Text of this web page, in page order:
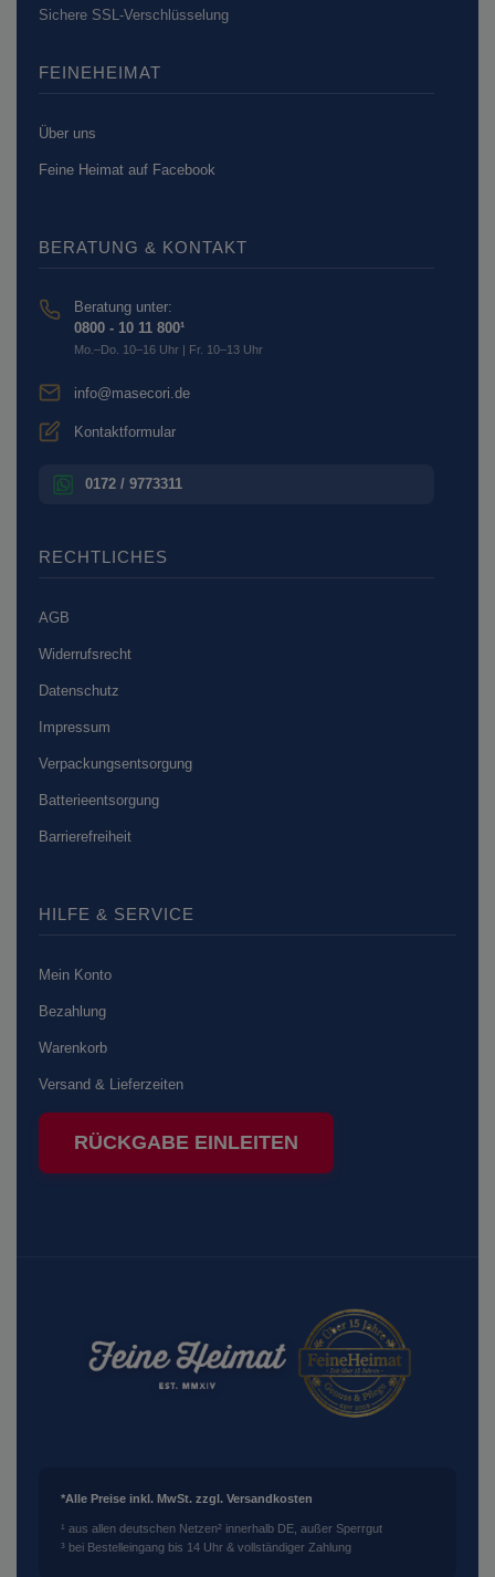
Sichere SSL-Verschlüsselung
FEINEHEIMAT
Über uns
Feine Heimat auf Facebook
BERATUNG & KONTAKT
Beratung unter:
0800 - 10 11 800¹
Mo.–Do. 10–16 Uhr | Fr. 10–13 Uhr
info@masecori.de
Kontaktformular
0172 / 9773311
RECHTLICHES
AGB
Widerrufsrecht
Datenschutz
Impressum
Verpackungsentsorgung
Batterieentsorgung
Barrierefreiheit
HILFE & SERVICE
Mein Konto
Bezahlung
Warenkorb
Versand & Lieferzeiten
RÜCKGABE EINLEITEN
*Alle Preise inkl. MwSt. zzgl. Versandkosten
¹ aus allen deutschen Netzen² innerhalb DE, außer Sperrgut
³ bei Bestelleingang bis 14 Uhr & vollständiger Zahlung